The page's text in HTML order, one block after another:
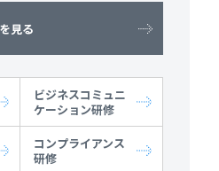
見る
ビジネスコミュニ
ケーション研修
コンプライアンス
研修